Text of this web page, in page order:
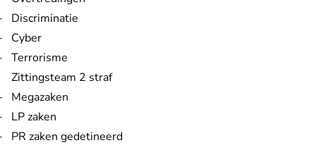
Discriminatie
Cyber
Terrorisme
Zittingsteam 2 straf
Megazaken
LP zaken
PR zaken gedetineerd